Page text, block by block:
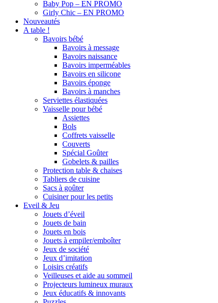
Baby Pop – EN PROMO
Girly Chic – EN PROMO
Nouveautés
A table !
Bavoirs bébé
Bavoirs à message
Bavoirs naissance
Bavoirs imperméables
Bavoirs en silicone
Bavoirs éponge
Bavoirs à manches
Serviettes élastiquées
Vaisselle pour bébé
Assiettes
Bols
Coffrets vaisselle
Couverts
Spécial Goûter
Gobelets & pailles
Protection table & chaises
Tabliers de cuisine
Sacs à goûter
Cuisiner pour les petits
Eveil & Jeu
Jouets d’éveil
Jouets de bain
Jouets en bois
Jouets à empiler/emboîter
Jeux de société
Jeux d’imitation
Loisirs créatifs
Veilleuses et aide au sommeil
Projecteurs lumineux muraux
Jeux éducatifs & innovants